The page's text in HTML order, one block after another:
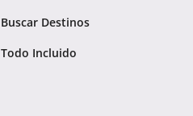
Buscar Destinos
Todo Incluido